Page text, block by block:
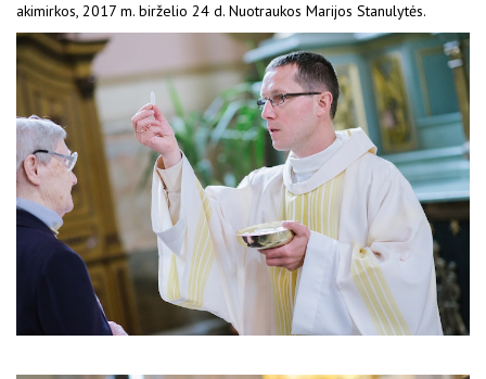
akimirkos, 2017 m. birželio 24 d. Nuotraukos Marijos Stanulytės.